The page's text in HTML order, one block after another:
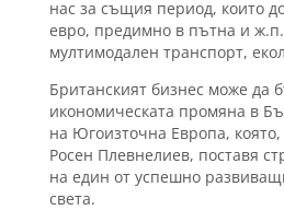
нас за същия период, които
евро, предимно в пътна и
мултимодален транспорт,
Британският бизнес може да
икономическата промяна в
на Югоизточна Европа,
Росен Плевнелиев, поставя
на един от успешно
света.